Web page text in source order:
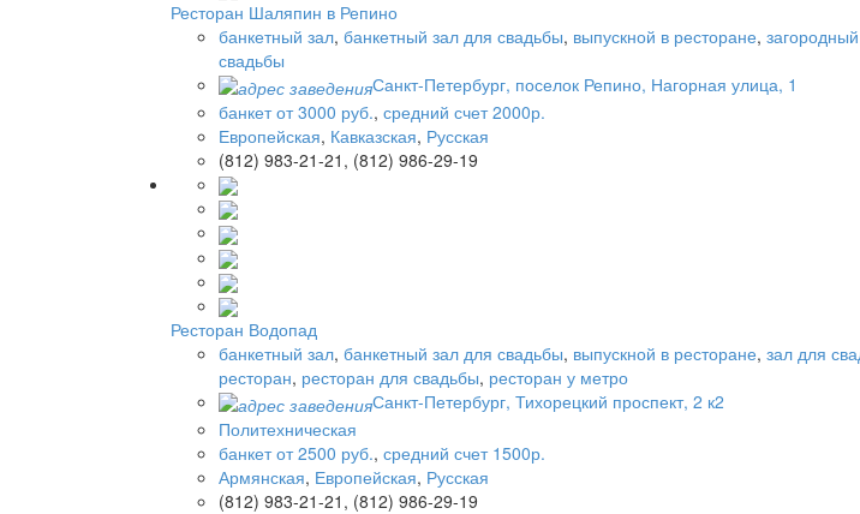
Ресторан Шаляпин в Репино
банкетный зал, банкетный зал для свадьбы, выпускной в ресторане,
свадьбы
Санкт-Петербург, поселок Репино, Нагорная улица, 1
банкет от 3000 руб., средний счет 2000р.
Европейская, Кавказская, Русская
(812) 983-21-21, (812) 986-29-19
Ресторан Водопад
банкетный зал, банкетный зал для свадьбы, выпускной в ресторане, зал для
ресторан, ресторан для свадьбы, ресторан у метро
Санкт-Петербург, Тихорецкий проспект, 2 к2
Политехническая
банкет от 2500 руб., средний счет 1500р.
Армянская, Европейская, Русская
(812) 983-21-21, (812) 986-29-19